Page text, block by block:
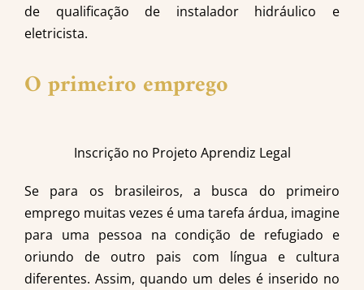
de qualificação de instalador hidráulico e
eletricista.
O primeiro emprego
Inscrição no Projeto Aprendiz Legal
Se para os brasileiros, a busca do primeiro
emprego muitas vezes é uma tarefa árdua, imagine
para uma pessoa na condição de refugiado e
oriundo de outro pais com língua e cultura
diferentes. Assim, quando um deles é inserido no